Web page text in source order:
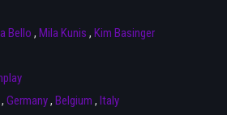
Bello , Mila Kunis , Kim Basinger
, Germany, Belgium , Italy